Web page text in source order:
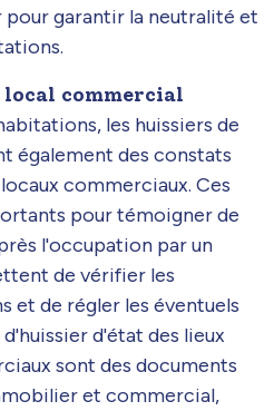
pour garantir la neutralité et
commercial
les huissiers de
également des constats
commerciaux. Ces
pour témoigner de
l'occupation par un
de vérifier les
et de régler les éventuels
d'état des lieux
sont des documents
et commercial,